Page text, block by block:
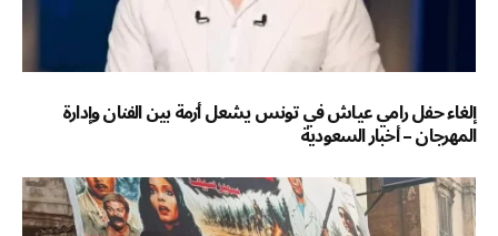
إلغاء حفل رامي عياش في تونس يشعل أزمة بين الفنان وإدارة
المهرجان – أخبار السعودية